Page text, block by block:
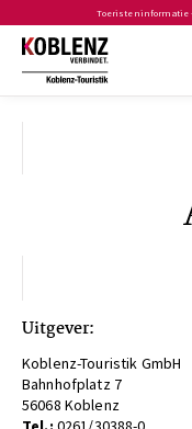
Toeristeninformatie
Uitgever:
Koblenz-Touristik GmbH
Bahnhofplatz 7
56068 Koblenz